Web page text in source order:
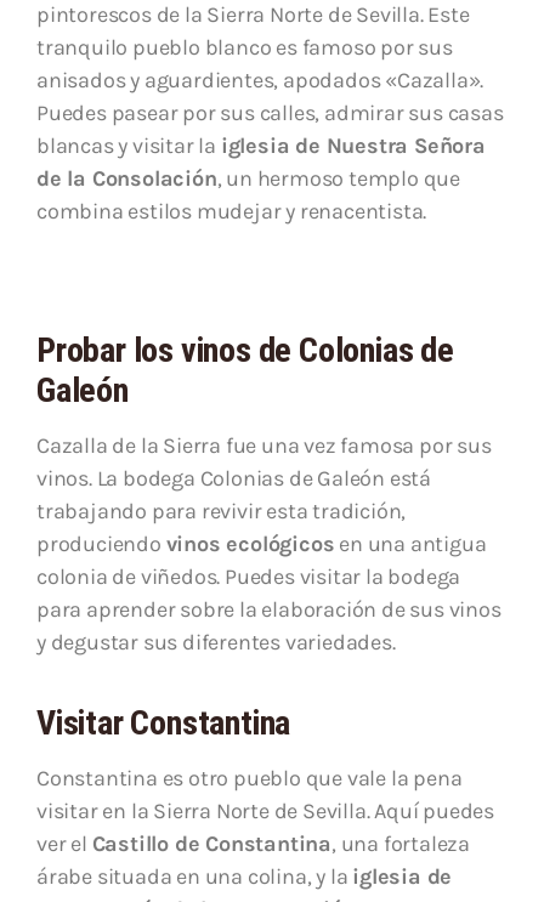
pintorescos de la Sierra Norte de Sevilla. Este
tranquilo pueblo blanco es famoso por sus
anisados y aguardientes, apodados «Cazalla».
Puedes pasear por sus calles, admirar sus casas
blancas y visitar la iglesia de Nuestra Señora
de la Consolación, un hermoso templo que
combina estilos mudejar y renacentista.
Probar los vinos de Colonias de
Galeón
Cazalla de la Sierra fue una vez famosa por sus
vinos. La bodega Colonias de Galeón está
trabajando para revivir esta tradición,
produciendo vinos ecológicos en una antigua
colonia de viñedos. Puedes visitar la bodega
para aprender sobre la elaboración de sus vinos
y degustar sus diferentes variedades.
Visitar Constantina
Constantina es otro pueblo que vale la pena
visitar en la Sierra Norte de Sevilla. Aquí puedes
ver el Castillo de Constantina, una fortaleza
árabe situada en una colina, y la iglesia de